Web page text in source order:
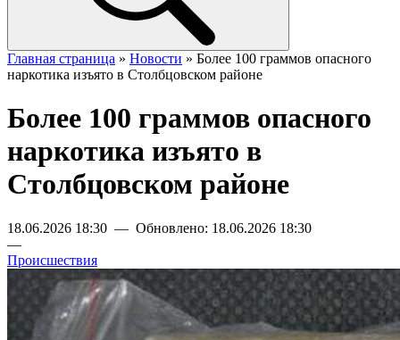
Главная страница » Новости » Более 100 граммов опасного
наркотика изъято в Столбцовском районе
Более 100 граммов опасного
наркотика изъято в
Столбцовском районе
18.06.2026 18:30 — Обновлено: 18.06.2026 18:30
—
Происшествия